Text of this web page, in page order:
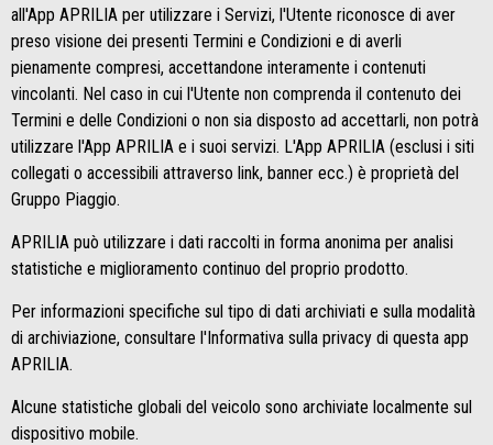
all'App APRILIA per utilizzare i Servizi, l'Utente riconosce di aver
preso visione dei presenti Termini e Condizioni e di averli
pienamente compresi, accettandone interamente i contenuti
vincolanti. Nel caso in cui l'Utente non comprenda il contenuto dei
Termini e delle Condizioni o non sia disposto ad accettarli, non potrà
utilizzare l'App APRILIA e i suoi servizi. L'App APRILIA (esclusi i siti
collegati o accessibili attraverso link, banner ecc.) è proprietà del
Gruppo Piaggio.
APRILIA può utilizzare i dati raccolti in forma anonima per analisi
statistiche e miglioramento continuo del proprio prodotto.
Per informazioni specifiche sul tipo di dati archiviati e sulla modalità
di archiviazione, consultare l'Informativa sulla privacy di questa app
APRILIA.
Alcune statistiche globali del veicolo sono archiviate localmente sul
dispositivo mobile.